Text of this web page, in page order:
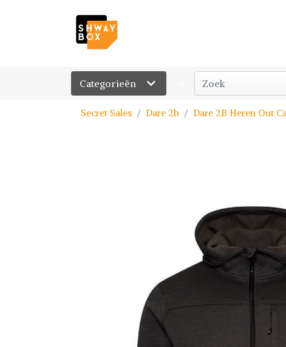
Categorieën
Secret Sales Dare 2b Dare 2B Heren Out